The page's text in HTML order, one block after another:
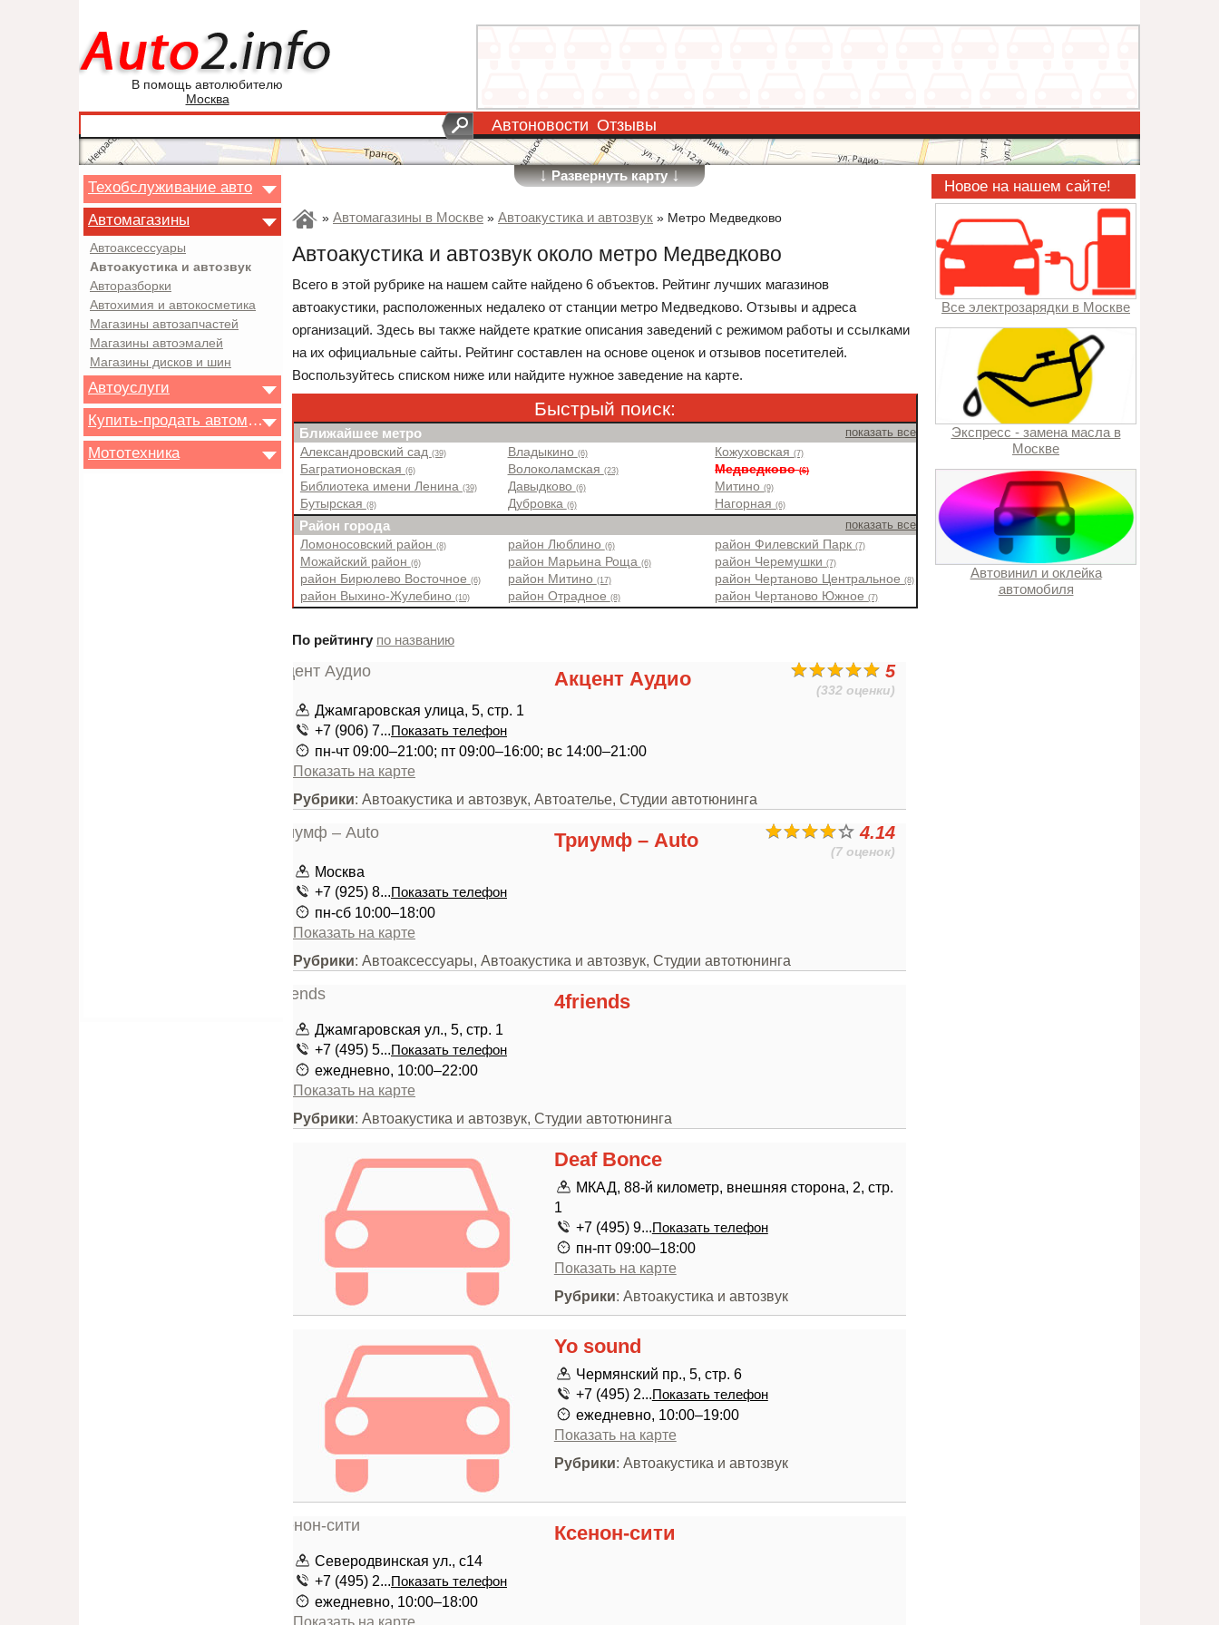
В помощь автолюбителю
Москва
Автоновости Отзывы
↓Развернуть карту↓
Техобслуживание авто
Автомагазины
Автоаксессуары
Автоакустика и автозвук
Авторазборки
Автохимия и автокосметика
Магазины автозапчастей
Магазины автоэмалей
Магазины дисков и шин
Автоуслуги
Купить-продать автомобиль
Мототехника
» Автомагазины в Москве » Автоакустика и автозвук » Метро Медведково
Автоакустика и автозвук около метро Медведково
Всего в этой рубрике на нашем сайте найдено 6 объектов. Рейтинг лучших магазинов
автоакустики, расположенных недалеко от станции метро Медведково. Отзывы и адреса
организаций. Здесь вы также найдете краткие описания заведений с режимом работы и ссылками
на их официальные сайты. Рейтинг составлен на основе оценок и отзывов посетителей.
Воспользуйтесь списком ниже или найдите нужное заведение на карте.
Быстрый поиск:
Ближайшее метро показать все
Александровский сад (39)
Багратионовская (6)
Библиотека имени Ленина (39)
Бутырская (8)
Владыкино (6)
Волоколамская (23)
Давыдково (6)
Дубровка (6)
Кожуховская(7)
Медведково(6)
Митино(9)
Нагорная(6)
Район города показать все
Ломоносовский район (8)
Можайский район (6)
район Бирюлево Восточное (6)
район Выхино-Жулебино (10)
район Люблино (6)
район Марьина Роща (6)
район Митино (17)
район Отрадное (8)
район Филевский Парк(7)
район Черемушки(7)
район Чертаново Центральное(8)
район Чертаново Южное(7)
По рейтингу по названию
5
(332 оценки)
Акцент Аудио
Джамгаровская улица, 5, стр. 1
+7 (906) 7...Показать телефон
пн-чт 09:00–21:00; пт 09:00–16:00; вс 14:00–21:00
Показать на карте
Рубрики: Автоакустика и автозвук, Автоателье, Студии автотюнинга
4.14
(7 оценок)
Триумф – Auto
Москва
+7 (925) 8...Показать телефон
пн-сб 10:00–18:00
Показать на карте
Рубрики: Автоаксессуары, Автоакустика и автозвук, Студии автотюнинга
4friends
Джамгаровская ул., 5, стр. 1
+7 (495) 5...Показать телефон
ежедневно, 10:00–22:00
Показать на карте
Рубрики: Автоакустика и автозвук, Студии автотюнинга
Deaf Bonce
МКАД, 88-й километр, внешняя сторона, 2, стр.
1
+7 (495) 9...Показать телефон
пн-пт 09:00–18:00
Показать на карте
Рубрики: Автоакустика и автозвук
Yo sound
Чермянский пр., 5, стр. 6
+7 (495) 2...Показать телефон
ежедневно, 10:00–19:00
Показать на карте
Рубрики: Автоакустика и автозвук
Ксенон-сити
Северодвинская ул., с14
+7 (495) 2...Показать телефон
ежедневно, 10:00–18:00
Показать на карте
Новое на нашем сайте!
Все электрозарядки в Москве
Экспресс - замена масла в
Москве
Автовинил и оклейка
автомобиля